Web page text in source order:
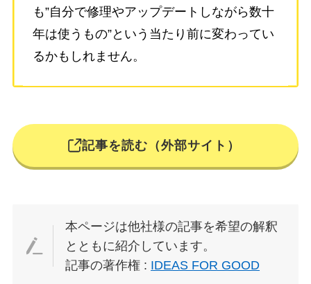
も”自分で修理やアップデートしながら数十
年は使うもの”という当たり前に変わってい
るかもしれません。
記事を読む（外部サイト）
本ページは他社様の記事を希望の解釈
とともに紹介しています。
記事の著作権 : IDEAS FOR GOOD